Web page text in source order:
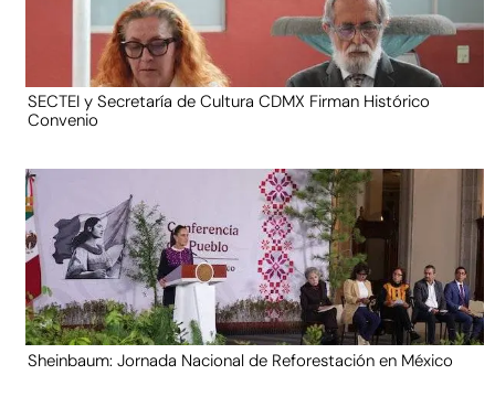
SECTEI y Secretaría de Cultura CDMX Firman Histórico
Convenio
Sheinbaum: Jornada Nacional de Reforestación en México